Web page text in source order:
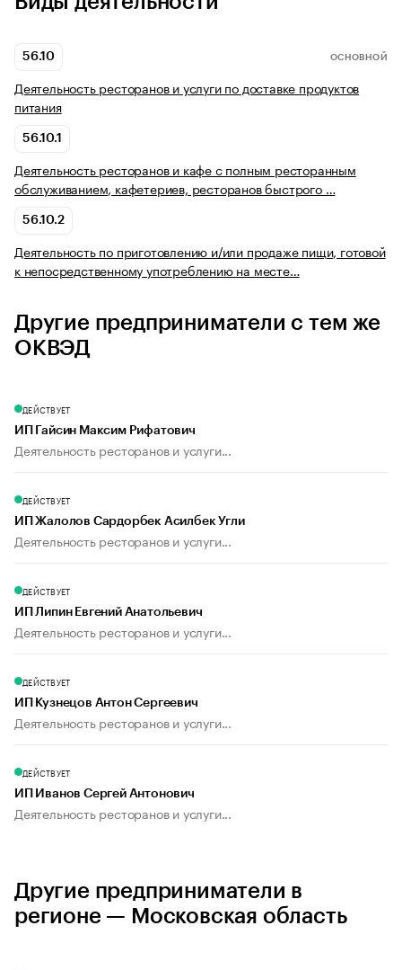
56.10 ОСНОВНОЙ
Деятельность ресторанов и услуги по доставке продуктов
питания
56.10.1
Деятельность ресторанов и кафе с полным ресторанным
обслуживанием, кафетериев, ресторанов быстрого …
56.10.2
Деятельность по приготовлению и/или продаже пищи, готовой
к непосредственному употреблению на месте…
Другие предприниматели с тем же
ОКВЭД
ДЕЙСТВУЕТ
ИП Гайсин Максим Рифатович
Деятельность ресторанов и услуги...
ДЕЙСТВУЕТ
ИП Жалолов Сардорбек Асилбек Угли
Деятельность ресторанов и услуги...
ДЕЙСТВУЕТ
ИП Липин Евгений Анатольевич
Деятельность ресторанов и услуги...
ДЕЙСТВУЕТ
ИП Кузнецов Антон Сергеевич
Деятельность ресторанов и услуги...
ДЕЙСТВУЕТ
ИП Иванов Сергей Антонович
Деятельность ресторанов и услуги...
Другие предприниматели в
регионе — Московская область